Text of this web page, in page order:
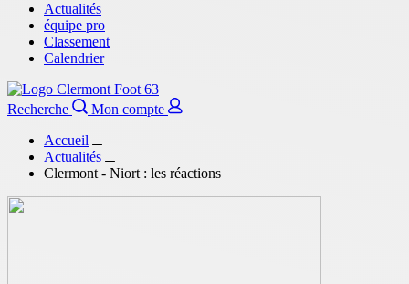
Actualités
équipe pro
Classement
Calendrier
Recherche
Mon compte
Accueil
Actualités
Clermont - Niort : les réactions